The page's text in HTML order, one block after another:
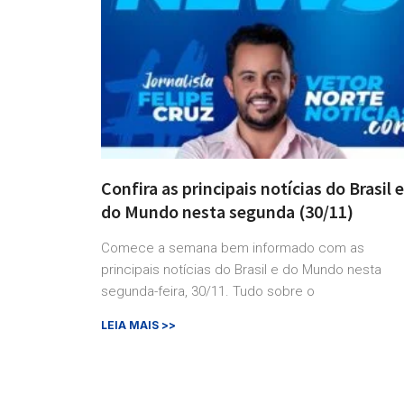
Confira as principais notícias do Brasil e
do Mundo nesta segunda (30/11)
Comece a semana bem informado com as
principais notícias do Brasil e do Mundo nesta
segunda-feira, 30/11. Tudo sobre o
LEIA MAIS >>